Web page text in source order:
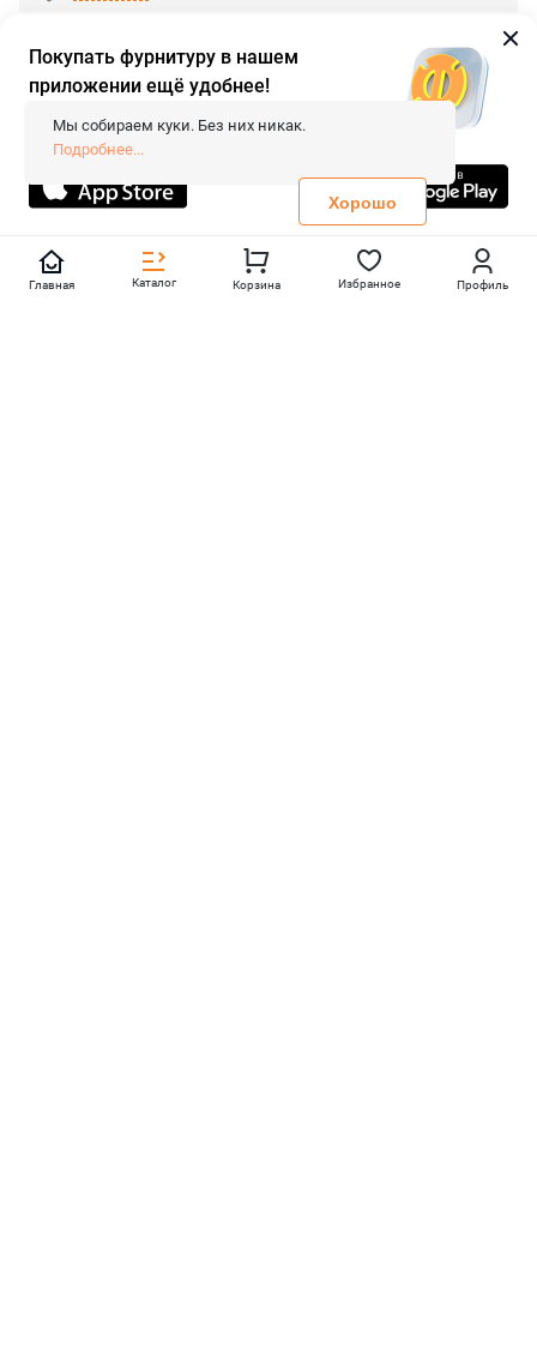
© 2026 «FieraShop.ru»
Сопровождение сайта
- Вебформат.
Все права защищены.
Не является публичной офертой
Политика конфиденциальности
Главная Каталог Корзина Избранное Профиль
Покупать фурнитуру в нашем
приложении ещё удобнее!
Мы собираем куки. Без них никак.
Подробнее...
Хорошо